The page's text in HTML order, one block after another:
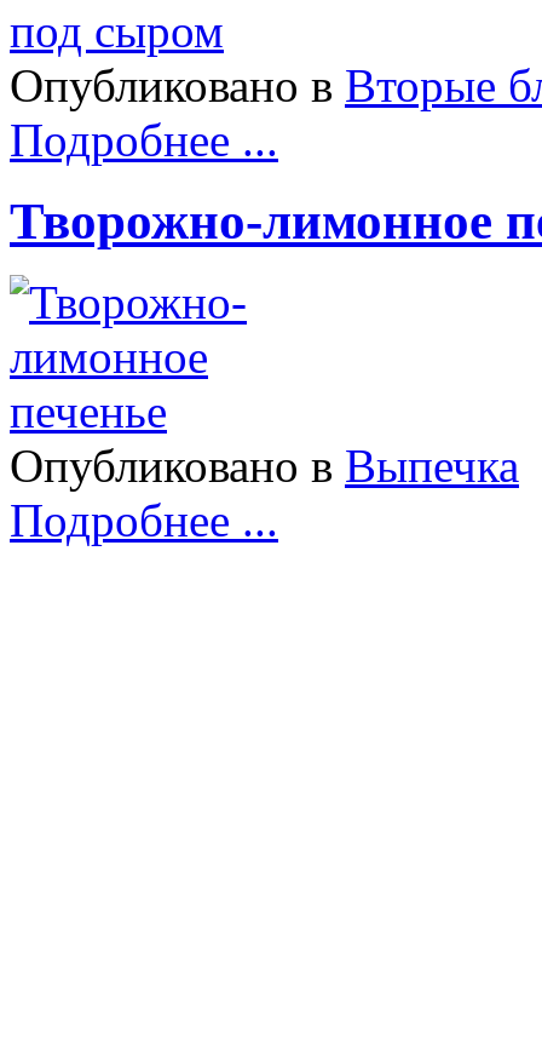
Опубликовано в Вторые
Подробнее ...
Творожно-лимонное
Опубликовано в Выпечка
Подробнее ...